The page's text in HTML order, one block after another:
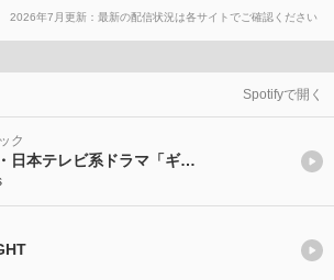
2026年7月更新：最新の配信状況は各サイトでご確認ください
Spotifyで開く
ク
読売テレビ・日本テレビ系ドラマ「ギルティ~この恋は罪ですか?~」オリジナル・サウンドトラック